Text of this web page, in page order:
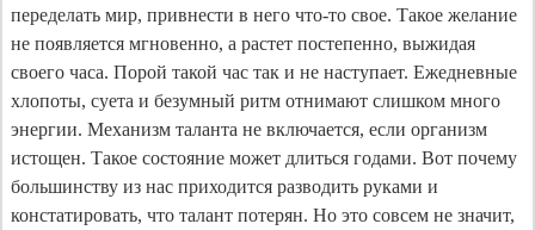
переделать мир, привнести в него что-то свое. Такое желание
не появляется мгновенно, а растет постепенно, выжидая
своего часа. Порой такой час так и не наступает. Ежедневные
хлопоты, суета и безумный ритм отнимают слишком много
энергии. Механизм таланта не включается, если организм
истощен. Такое состояние может длиться годами. Вот почему
большинству из нас приходится разводить руками и
констатировать, что талант потерян. Но это совсем не значит,